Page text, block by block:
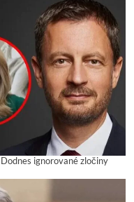
ignorované zločiny